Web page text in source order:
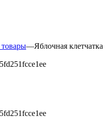
—Яблочная клетчатка